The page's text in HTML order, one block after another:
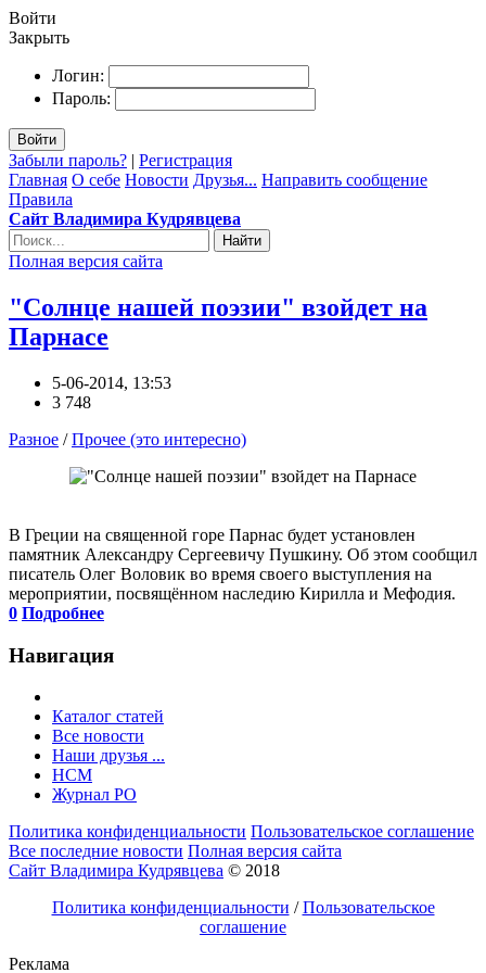
Войти
Закрыть
Логин:
Пароль:
Войти
Забыли пароль? | Регистрация
Главная О себе Новости Друзья... Направить сообщение
Правила
Сайт Владимира Кудрявцева
Найти
Полная версия сайта
"Солнце нашей поэзии" взойдет на
Парнасе
5-06-2014, 13:53
3 748
Разное /Прочее (это интересно)
В Греции на священной горе Парнас будет установлен
памятник Александру Сергеевичу Пушкину. Об этом сообщил
писатель Олег Воловик во время своего выступления на
мероприятии, посвящённом наследию Кирилла и Мефодия.
0 Подробнее
Навигация
Каталог статей
Все новости
Наши друзья ...
HCM
Журнал РО
Политика конфиденциальности Пользовательское соглашение
Все последние новости Полная версия сайта
Сайт Владимира Кудрявцева © 2018
Политика конфиденциальности /Пользовательское
соглашение
Реклама